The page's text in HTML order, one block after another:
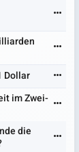
Dollar
im Zwei-
die